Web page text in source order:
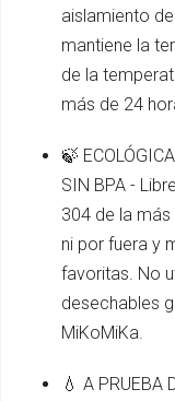
aislamiento
mantiene la
de la
más de 24
🍃
SIN BPA -
304 de la
ni por fuera y
favoritas. No
desechables
MiKoMiKa.
💧 A PRUEBA